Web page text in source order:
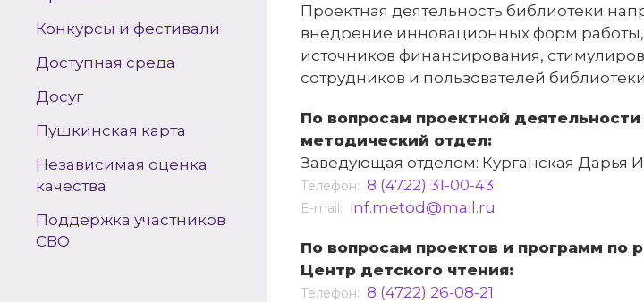
Конкурсы и фестивали
Доступная среда
Досуг
Пушкинская карта
Независимая оценка
качества
Поддержка участников
СВО
Проектная деятельность библиотеки
внедрение инновационных форм
источников финансирования,
сотрудников и пользователей
По вопросам проектной
методический отдел:
Заведующая отделом: Курганская Дарья
Телефон: 8 (4722) 31-00-43
E-mail: inf.metod@mail.ru
По вопросам проектов и программ по
Центр детского чтения:
Телефон: 8 (4722) 26-08-21